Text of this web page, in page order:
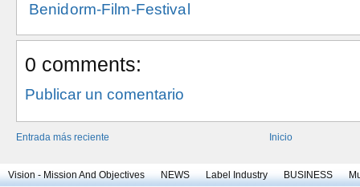
Benidorm-Film-Festival
0 comments:
Publicar un comentario
Entrada más reciente Inicio
Vision - Mission And Objectives NEWS Label Industry BUSINESS